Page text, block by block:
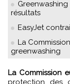
Greenwashing
résultats
EasyJet
La
greenwashing
La Commission